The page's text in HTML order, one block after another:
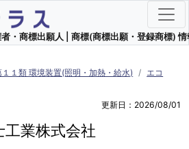
者・商標出願人 | 商標(商標出願・登録商標) 情
１１類 環境装置(照明・加熱・給水)
エコ
更新日：2026/08/01
工業株式会社